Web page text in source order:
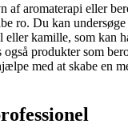
af aromaterapi eller
ro. Du kan
eller kamille, som kan
produkter som
med at skabe en